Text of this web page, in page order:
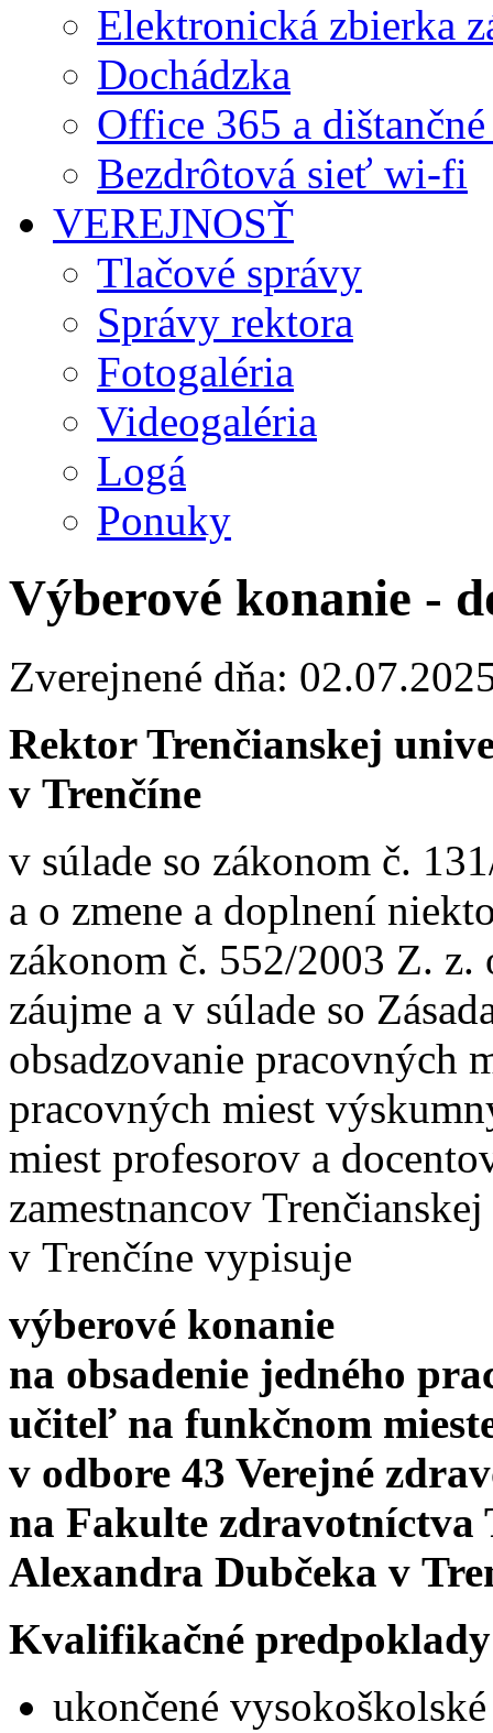
Elektronická zbierka
Dochádzka
Office 365 a
Bezdrôtová sieť wi-fi
VEREJNOSŤ
Tlačové správy
Správy rektora
Fotogaléria
Videogaléria
Logá
Ponuky
Výberové konanie -
Zverejnené dňa:
Rektor Trenčianskej
v Trenčíne
v súlade so zákonom č.
a o zmene a doplnení
zákonom č. 552/2003 Z.
záujme a v súlade so
obsadzovanie pracovných
pracovných miest
miest profesorov a
zamestnancov
v Trenčíne vypisuje
výberové konanie
na obsadenie jedného
učiteľ na funkčnom
v odbore 43 Verejné
na Fakulte zdravotníctva
Alexandra Dubčeka v
Kvalifikačné
ukončené